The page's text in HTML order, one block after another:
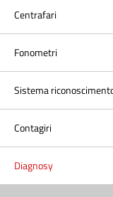
Centrafari
Fonometri
Sistema
Contagiri
Diagnosy